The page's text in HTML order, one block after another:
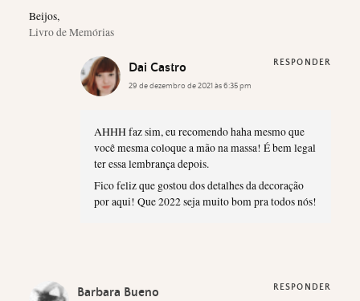
Beijos,
Livro de Memórias
Dai Castro
29 de dezembro de 2021 às 6:35 pm
AHHH faz sim, eu recomendo haha mesmo que
você mesma coloque a mão na massa! É bem legal
ter essa lembrança depois.
Fico feliz que gostou dos detalhes da decoração
por aqui! Que 2022 seja muito bom pra todos nós!
RESPONDER
Barbara Bueno RESPONDER